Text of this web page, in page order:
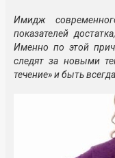
Имидж
показателей
Именно по этой
следят за новыми
течение» и быть